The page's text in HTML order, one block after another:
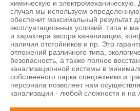
химическую и электромеханическую.
случая мы используем определенную
обеспечит максимальный результат
эксплуатационных условий: типа и
и характера засора канализации,
наличия отстойников и пр. Это
отложений различного типа,
безопасность, а также полное
канализационной системы в
собственного парка спецтехники и
персонала позволяет нам
канализации - любой сложности и на